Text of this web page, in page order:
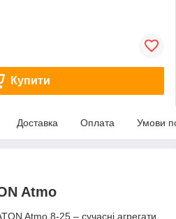
Купити
Доставка Оплата Умови
Atmo
Atmo 8-25 – сучасні агрегати